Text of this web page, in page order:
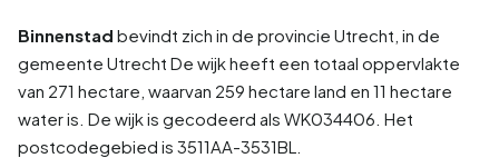
Binnenstad bevindt zich in de provincie Utrecht , in de
gemeente Utrecht De wijk heeft een totaal oppervlakte
van 271 hectare, waarvan 259 hectare land en 11 hectare
water is. De wijk is gecodeerd als WK034406. Het
postcodegebied is 3511AA-3531BL.